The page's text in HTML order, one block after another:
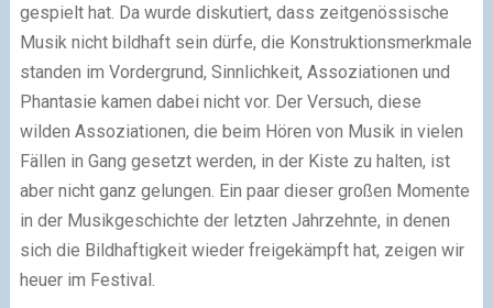
gespielt hat. Da wurde diskutiert, dass zeitgenössische
Musik nicht bildhaft sein dürfe, die Konstruktionsmerkmale
standen im Vordergrund, Sinnlichkeit, Assoziationen und
Phantasie kamen dabei nicht vor. Der Versuch, diese
wilden Assoziationen, die beim Hören von Musik in vielen
Fällen in Gang gesetzt werden, in der Kiste zu halten, ist
aber nicht ganz gelungen. Ein paar dieser großen Momente
in der Musikgeschichte der letzten Jahrzehnte, in denen
sich die Bildhaftigkeit wieder freigekämpft hat, zeigen wir
heuer im Festival.